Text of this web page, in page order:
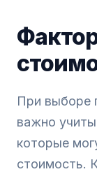
При выборе
важно
которые
стоимость.